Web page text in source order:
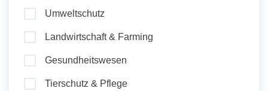
Umweltschutz
Landwirtschaft & Farming
Gesundheitswesen
Tierschutz & Pflege